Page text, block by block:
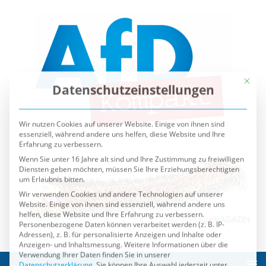
Datenschutzeinstellungen
Wir nutzen Cookies auf unserer Website. Einige von ihnen sind
essenziell, während andere uns helfen, diese Website und Ihre
Wenn Sie unter 16 Jahre alt sind und Ihre Zustimmung zu freiwilligen
Diensten geben möchten, müssen Sie Ihre Erziehungsberechtigten
Wir verwenden Cookies und andere Technologien auf unserer
Website. Einige von ihnen sind essenziell, während andere uns
helfen, diese Website und Ihre Erfahrung zu verbessern.
Personenbezogene Daten können verarbeitet werden (z. B. IP-
Adressen), z. B. für personalisierte Anzeigen und Inhalte oder
Anzeigen- und Inhaltsmessung.
Verwendung Ihrer Daten finden Sie in unserer
Datenschutzerklärung.Sie können Ihre Auswahl jederzeit unter
Einstellungenwiderrufen oder anpassen.
Es folgt eine Liste der Service-Gruppen, für die eine
Essenziell
Externe Medien